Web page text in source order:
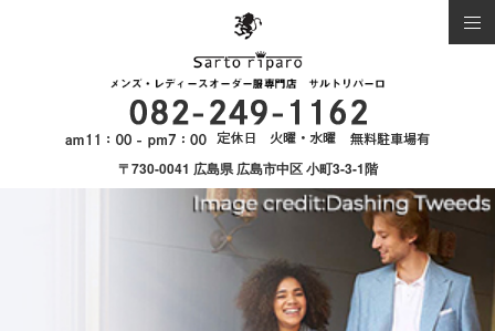
〒730-0041 広島県 広島市中区 小町3-3-1階